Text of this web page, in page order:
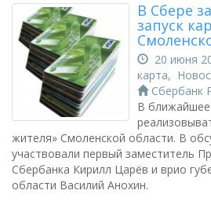
В Сбере
запуск
20 июня
карта,
Сбербанк
В
жителя» Смоленской области. В
участвовали первый заместитель
Сбербанка Кирилл Царёв и врио
области Василий Анохин.